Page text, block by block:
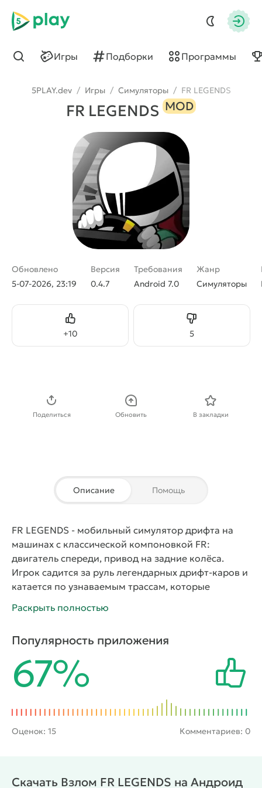
5play
Игры Подборки Программы
Найти
5PLAY.dev / Игры / Симуляторы / FR LEGENDS
FR LEGENDS MOD
Обновлено
5-07-2026, 23:19
Версия
0.4.7
Требования
Android 7.0
Жанр
Симуляторы
+10
Нравится 5Не нравится
Поделиться Обновить В закладки
Описание Помощь
FR LEGENDS - мобильный симулятор дрифта на
машинах с классической компоновкой FR:
двигатель спереди, привод на задние колёса.
Игрок садится за руль легендарных дрифт-каров и
катается по узнаваемым трассам, которые
Цель здесь не финиш первым, а качество
заноса, скорость и точность траектории. Система
подсчёта баллов построена по мотивам
настоящих правил судейства на дрифт-
соревнованиях, поэтому случайный занос без
техники почти ничего не даёт. Игра одной из
первых на мобильных платформах добавила
парные дрифт-битвы против ИИ-соперников —
постоянного контроля газа и руля одновременно.
Раскрыть полностью
Популярность приложения
67%
Оценок: 15 Комментариев: 0
Скачать Взлом FR LEGENDS на Андроид